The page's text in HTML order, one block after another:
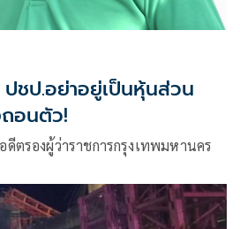
ชป.อย่าอยู่เป็นหุ้นส่วน
อนตัว!
ตรองผู้ว่าราชการกรุงเทพมหานคร